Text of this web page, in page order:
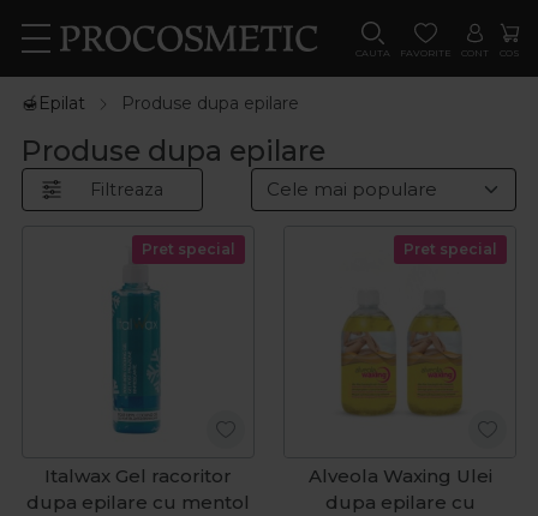
CAUTA FAVORITE CONT COS
🍯Epilat Produse dupa epilare
Produse dupa epilare
Filtreaza
Pret special
Italwax Gel racoritor
dupa epilare cu mentol
Pret special
Alveola Waxing Ulei
dupa epilare cu